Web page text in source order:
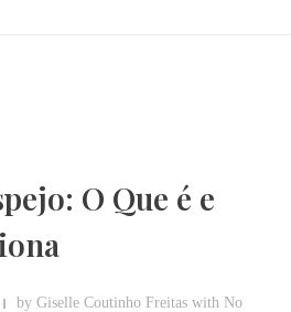
O Que é e
by Giselle Coutinho Freitas with No